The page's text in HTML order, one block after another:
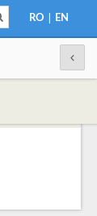
RO | EN